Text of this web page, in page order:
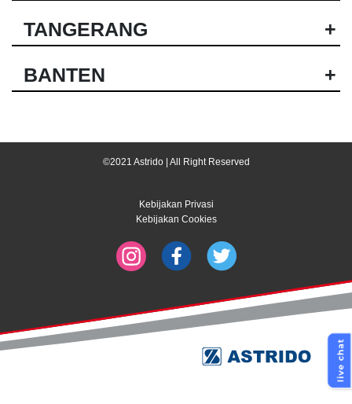
TANGERANG +
BANTEN +
©2021 Astrido | All Right Reserved
Kebijakan Privasi
Kebijakan Cookies